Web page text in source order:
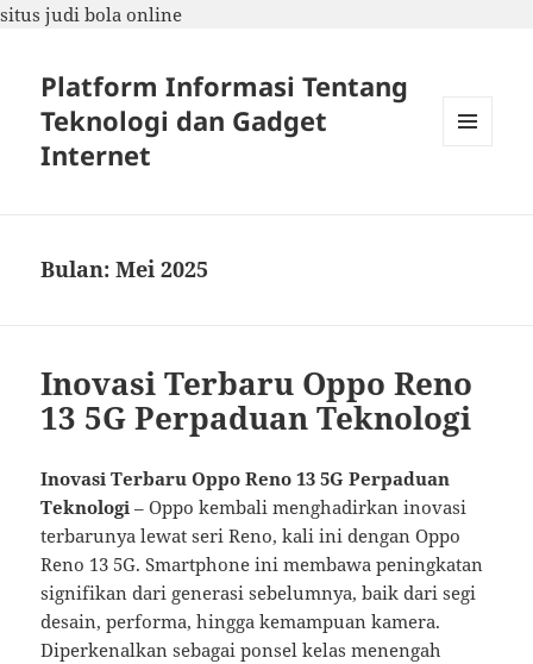
situs judi bola online
Platform Informasi Tentang
Teknologi dan Gadget
Internet
Bulan:Mei 2025
Inovasi Terbaru Oppo Reno
13 5G Perpaduan Teknologi
Inovasi Terbaru Oppo Reno 13 5G Perpaduan
Teknologi – Oppo kembali menghadirkan inovasi
terbarunya lewat seri Reno, kali ini dengan Oppo
Reno 13 5G. Smartphone ini membawa peningkatan
signifikan dari generasi sebelumnya, baik dari segi
desain, performa, hingga kemampuan kamera.
Diperkenalkan sebagai ponsel kelas menengah